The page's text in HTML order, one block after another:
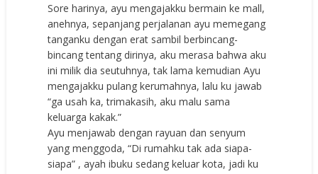
Sore harinya, ayu mengajakku bermain ke mall,
anehnya, sepanjang perjalanan ayu memegang
tanganku dengan erat sambil berbincang-
bincang tentang dirinya, aku merasa bahwa aku
ini milik dia seutuhnya, tak lama kemudian Ayu
mengajakku pulang kerumahnya, lalu ku jawab
“ga usah ka, trimakasih, aku malu sama
keluarga kakak.”
Ayu menjawab dengan rayuan dan senyum
yang menggoda, “Di rumahku tak ada siapa-
siapa” , ayah ibuku sedang keluar kota, jadi ku